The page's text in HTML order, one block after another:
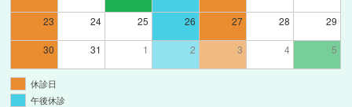
23 24 25 26 27 28 29
30 31 1 2 3 4 5
休診日
午後休診